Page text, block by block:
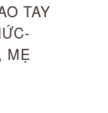
TAY
MẸ